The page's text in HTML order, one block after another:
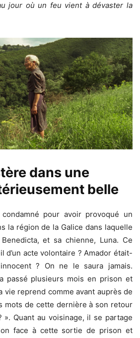
jour où un feu vient à dévaster la
dans une
belle
pour avoir provoqué un
la région de la Galice dans laquelle
et sa chienne, Luna. Ce
d’un acte volontaire ? Amador était-
? On ne le saura jamais.
passé plusieurs mois en prison et
vie reprend comme avant auprès de
mots de cette dernière à son retour
». Quant au voisinage, il se partage
face à cette sortie de prison et